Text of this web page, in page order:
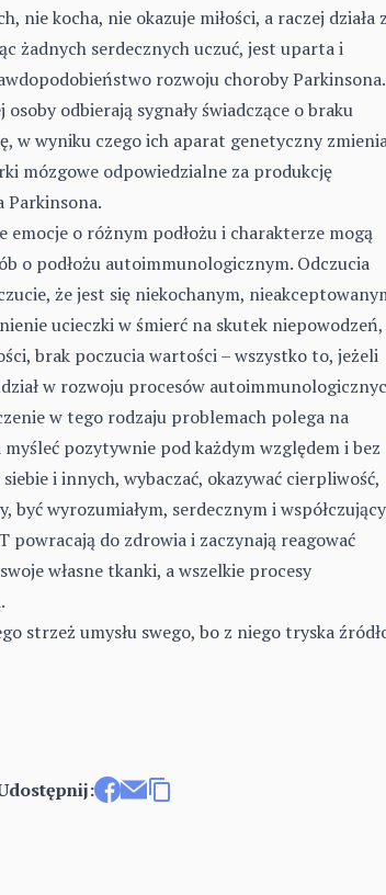
nie kocha, nie okazuje miłości, a raczej działa z
żadnych serdecznych uczuć, jest uparta i
rozwoju choroby Parkinsona.
odbierają sygnały świadczące o braku
w wyniku czego ich aparat genetyczny
mózgowe odpowiedzialne za produkcję
Parkinsona.
emocje o różnym podłożu i charakterze mogą
o podłożu autoimmunologicznym. Odczucia
że jest się niekochanym,
ucieczki w śmierć na skutek niepowodzeń,
brak poczucia wartości – wszystko to, jeżeli
w rozwoju procesów
w tego rodzaju problemach polega na
pozytywnie pod każdym względem i bez
i innych, wybaczać, okazywać cierpliwość,
być wyrozumiałym, serdecznym i
do zdrowia i zaczynają reagować
własne tkanki, a wszelkie procesy
strzeż umysłu swego, bo z niego tryska